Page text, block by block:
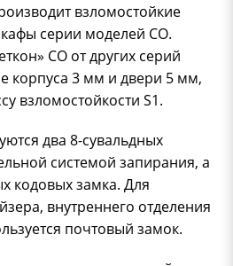
взломостойкие
серии моделей СО.
СО от других серий
корпуса 3 мм и двери 5 мм,
взломостойкости S1.
два 8-сувальдных
системой запирания, а
кодовых замка. Для
внутреннего отделения
почтовый замок.